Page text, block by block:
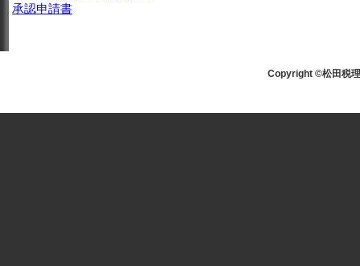
承認申請書
Copyright ©松田税